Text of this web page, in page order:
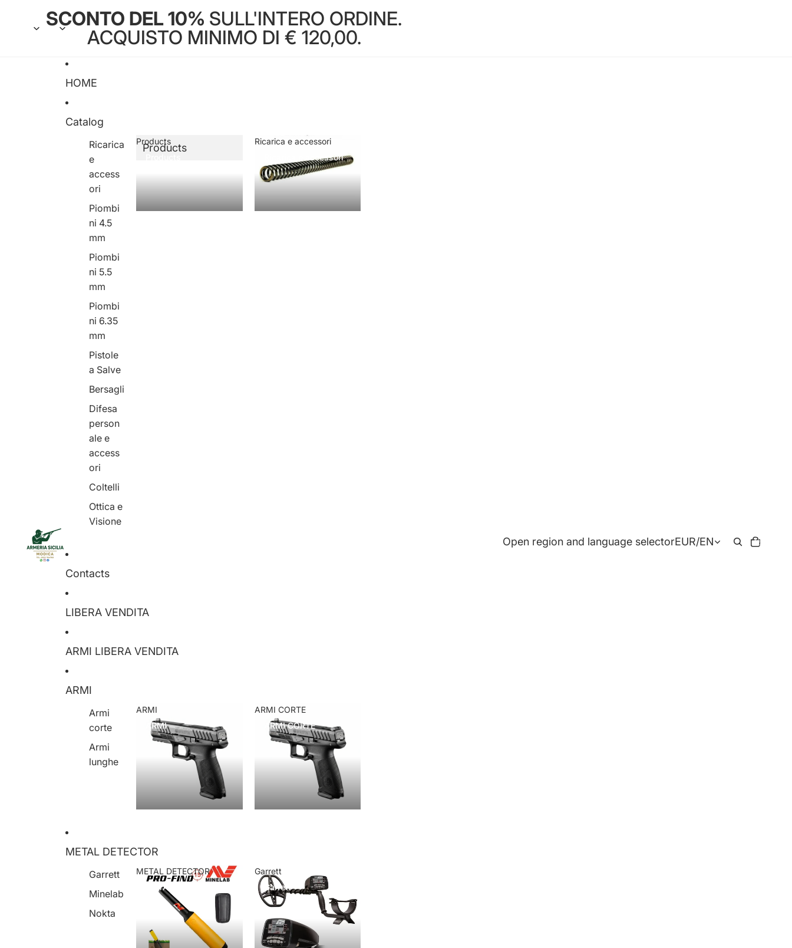
SCONTO DEL 10% SULL'INTERO ORDINE.
ACQUISTO MINIMO DI € 120,00.
HOME
Catalog
Ricarica
e
access
ori
Piombi
ni 4.5
mm
Piombi
ni 5.5
mm
Piombi
ni 6.35
mm
Pistole
a Salve
Bersagli
Difesa
person
ale e
access
ori
Coltelli
Ottica e
Visione
Products
Products
Ricarica e accessori
Ricarica e accessori
Contacts
LIBERA VENDITA
ARMI LIBERA VENDITA
ARMI
Armi
corte
Armi
lunghe
ARMI
ARMI
ARMI CORTE
ARMI CORTE
METAL DETECTOR
Garrett
Minelab
Nokta
METAL DETECTOR
METAL DETECTOR
Garrett
Garrett
Open region and language selectorEUR/EN
items
in